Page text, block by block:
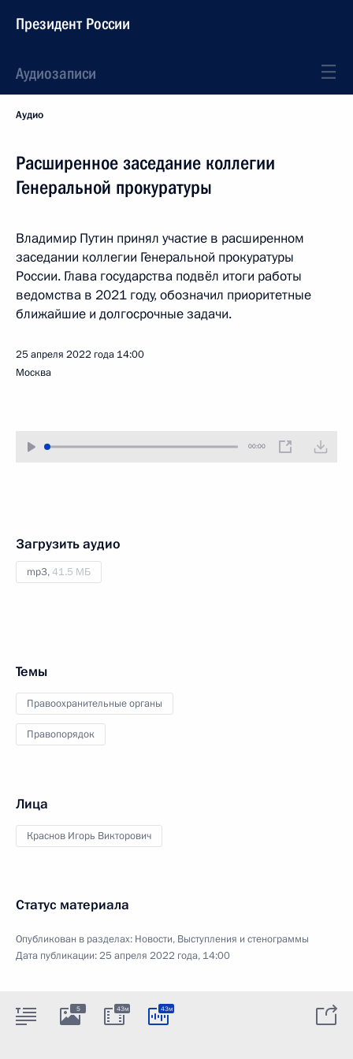
Президент России
Аудиозаписи
Аудио
Расширенное заседание коллегии
Генеральной прокуратуры
Владимир Путин принял участие в расширенном
заседании коллегии Генеральной прокуратуры
России. Глава государства подвёл итоги работы
ведомства в 2021 году, обозначил приоритетные
ближайшие и долгосрочные задачи.
25 апреля 2022 года 14:00
Москва
00:00
Загрузить аудио
mp3,41.5 МБ
Темы
Правоохранительные органы
Правопорядок
Лица
Краснов Игорь Викторович
Статус материала
Опубликован в разделах: Новости, Выступления и стенограммы
Дата публикации:25 апреля 2022 года, 14:00
5 43м 43м